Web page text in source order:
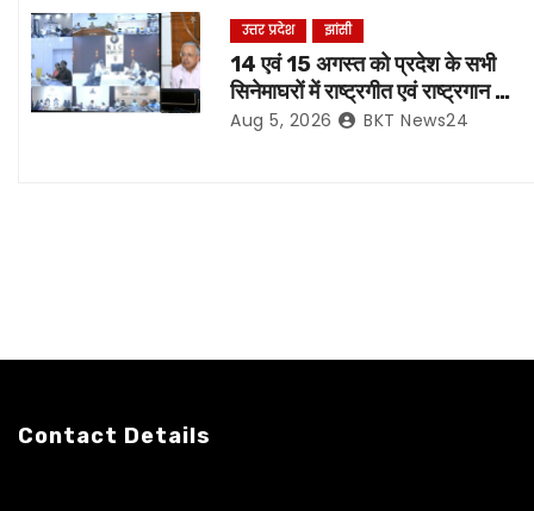
i
g
उत्तर प्रदेश झांसी
14 एवं 15 अगस्त को प्रदेश के सभी
सिनेमाघरों में राष्ट्रगीत एवं राष्ट्रगान का
हो अनिवार्य प्रसारण:- मुख्य सचिव*
Aug 5, 2026 BKT News24
Contact Details